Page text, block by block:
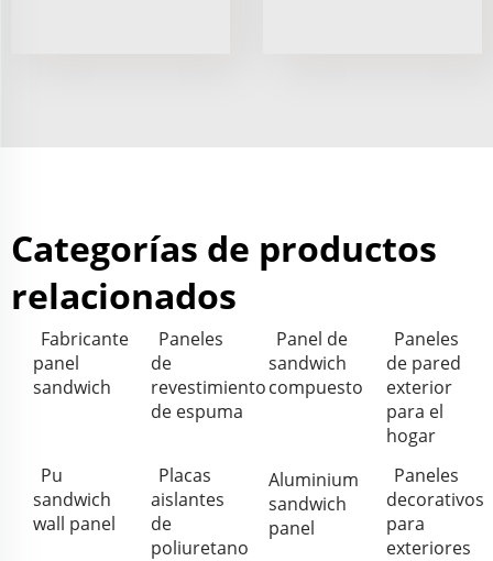
Categorías de productos
relacionados
Fabricante
panel
sandwich
Paneles
de
revestimiento
de espuma
Panel de
sandwich
compuesto
Paneles
de pared
exterior
para el
hogar
Pu
sandwich
wall panel
Placas
aislantes
de
poliuretano
Aluminium
sandwich
panel
Paneles
decorativos
para
exteriores